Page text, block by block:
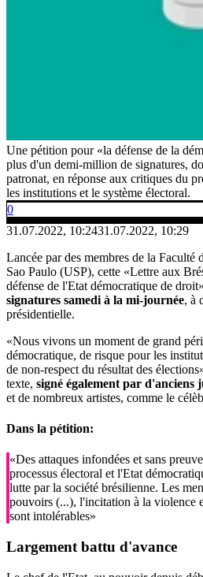
Une pétition pour «la défense de la
plus d'un demi-million de signatures,
patronat, en réponse aux critiques du
les institutions et le système électoral.
0
31.07.2022, 10:2431.07.2022, 10:29
Lancée par des membres de la
Sao Paulo (USP), cette «Lettre aux
défense de l'Etat démocratique de
signatures samedi à la mi-journée, à
présidentielle.
«Nous vivons un moment de grand
démocratique, de risque pour les
de non-respect du résultat des
texte, signé également par d'anciens
et de nombreux artistes, comme le
Dans la pétition:
«Des attaques infondées et sans
processus électoral et l'Etat
lutte par la société brésilienne. Les
pouvoirs (...), l'incitation à la violence
sont intolérables»
Largement battu d'avance